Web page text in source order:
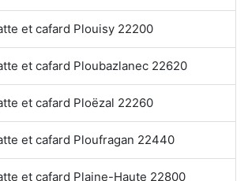
et cafard Plouisy 22200
et cafard Ploubazlanec 22620
et cafard Ploëzal 22260
et cafard Ploufragan 22440
et cafard Plaine-Haute 22800